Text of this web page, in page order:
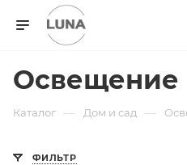
Освещение
Каталог — Дом и сад —
ФИЛЬТР